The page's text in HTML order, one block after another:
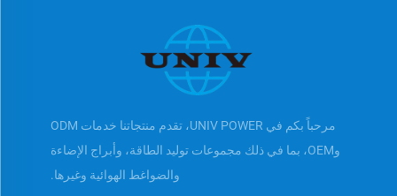
مرحباً بكم في UNIV POWER، تقدم منتجاتنا خدمات ODM
وOEM، بما في ذلك مجموعات توليد الطاقة، وأبراج الإضاءة
والضواغط الهوائية وغيرها.